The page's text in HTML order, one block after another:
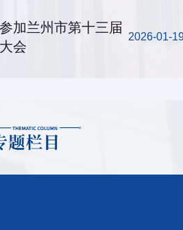
加兰州市第十三届
会
2026-01-